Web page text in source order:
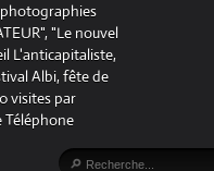
photographies
"Le nouvel
L'anticapitaliste,
Albi, fête de
visites par
Téléphone